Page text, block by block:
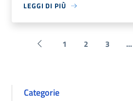
LEGGI DI PIÙ
Pagina precedente
1 2 3 ...
Categorie